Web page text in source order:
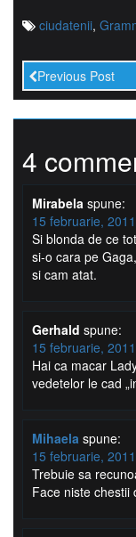
ciudatenii,
Previous Post
4
Mirabela spune:
15 februarie,
Si blonda de ce
si-o cara pe
si cam atat.
Gerhald spune:
15 februarie,
Hai ca macar
vedetelor le cad
Mihaela spune:
15 februarie,
Trebuie sa
Face niste chestii